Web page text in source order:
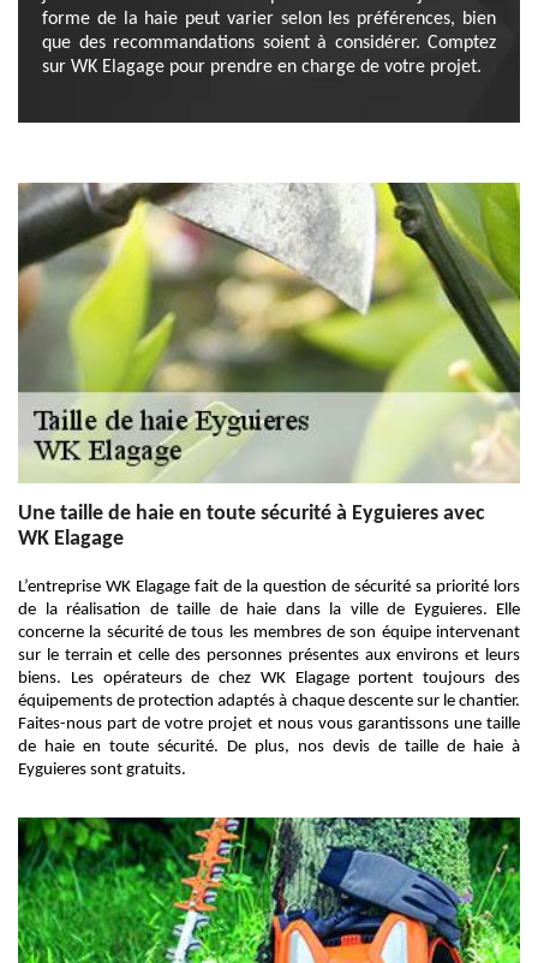
forme de la haie peut varier selon les préférences, bien
que des recommandations soient à considérer. Comptez
sur WK Elagage pour prendre en charge de votre projet.
Une taille de haie en toute sécurité à Eyguieres avec
WK Elagage
L’entreprise WK Elagage fait de la question de sécurité sa priorité lors
de la réalisation de taille de haie dans la ville de Eyguieres. Elle
concerne la sécurité de tous les membres de son équipe intervenant
sur le terrain et celle des personnes présentes aux environs et leurs
biens. Les opérateurs de chez WK Elagage portent toujours des
équipements de protection adaptés à chaque descente sur le chantier.
Faites-nous part de votre projet et nous vous garantissons une taille
de haie en toute sécurité. De plus, nos devis de taille de haie à
Eyguieres sont gratuits.